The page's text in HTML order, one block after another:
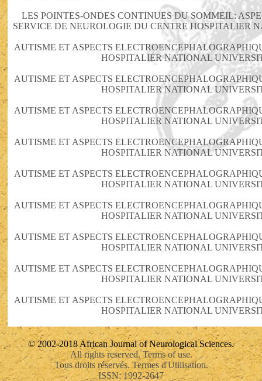
LES POINTES-ONDES CONTINUES DU SOMMEIL:
SERVICE DE NEUROLOGIE DU CENTRE HOSPITALIER
AUTISME ET ASPECTS
HOSPITALIER NATIONAL
AUTISME ET ASPECTS
HOSPITALIER NATIONAL
AUTISME ET ASPECTS
HOSPITALIER NATIONAL
AUTISME ET ASPECTS
HOSPITALIER NATIONAL
AUTISME ET ASPECTS
HOSPITALIER NATIONAL
AUTISME ET ASPECTS
HOSPITALIER NATIONAL
AUTISME ET ASPECTS
HOSPITALIER NATIONAL
AUTISME ET ASPECTS
HOSPITALIER NATIONAL
AUTISME ET ASPECTS
HOSPITALIER NATIONAL
© 2002-2018 African Journal of Neurological Sciences.
All rights reserved. Terms of use.
Tous droits réservés. Termes d'Utilisation.
ISSN: 1992-2647